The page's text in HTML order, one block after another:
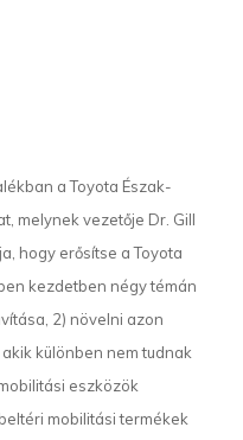
a Toyota Észak-
melynek vezetője Dr. Gill
hogy erősítse a Toyota
kezdetben négy témán
2) növelni azon
különben nem tudnak
eszközök
mobilitási termékek